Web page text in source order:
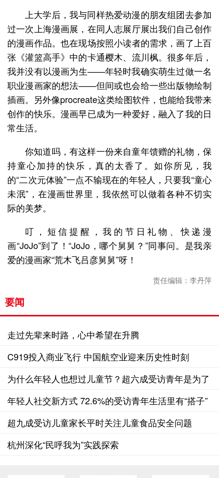
上大学后，我与同样热爱动漫的朋友组团去参加
过一次上海漫画展，在同人志展厅展出我们自己创作
的漫画作品。也在现场按照小读者的需求，画了上百
张《灌篮高手》中的卡通樱木、流川枫。很多年后，
我并没有以漫画为生——年轻时我确实萌生过做一名
职业漫画家的想法——但间或也会给一些出版物绘制
插画。另外像procreate这类绘图软件，也能给我带来
创作的快乐。漫画早已成为一种爱好，融入了我的日
常生活。
你知道吗，有这样一份来自童年馈赠的礼物，保
持童心加持的快乐，真的太香了。如你所见，我
的“二次元体验”一点不输现在的年轻人，只要我“童心
未泯”，在漫画世界里，我依然可以做着各种不切实
际的美梦。
叮，短信提醒，我的节日礼物、快递漫
画“JoJo”到了！“JoJo，哪个舅舅？”同事问。是我亲
爱的漫画家“荒木飞吕彦舅舅”呀！
责任编辑：李丹萍
要闻
走过先辈来时路，心中希望在升腾
C919投入商业飞行 中国航空业迎来历史性时刻
为什么年轻人也想过儿童节？超六成受访青年是为了
放松、解压
年轻人社交新方式 72.6%的受访青年生活里有“搭子”
超九成受访儿童家长平时关注儿童食品安全问题
杭州深化“民呼我为”实践探索